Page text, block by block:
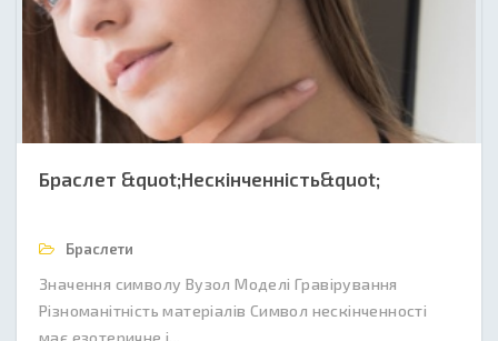
Браслет &quot;Нескінченність&quot;
Браслети
Значення символу Вузол Моделі Гравірування
Різноманітність матеріалів Символ нескінченності
має езотеричне і...